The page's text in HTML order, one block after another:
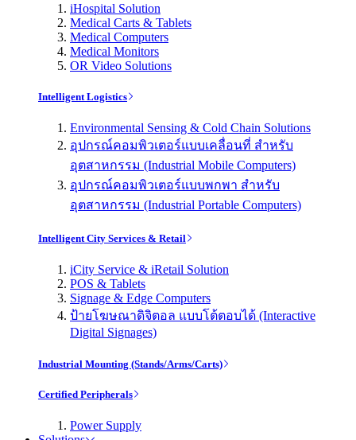
iHospital Solution
Medical Carts & Tablets
Medical Computers
Medical Monitors
OR Video Solutions
Intelligent Logistics
Environmental Sensing & Cold Chain Solutions
อุปกรณ์คอมพิวเตอร์แบบเคลื่อนที่ สำหรับ
อุตสาหกรรม (Industrial Mobile Computers)
อุปกรณ์คอมพิวเตอร์แบบพกพา สำหรับ
อุตสาหกรรม (Industrial Portable Computers)
Intelligent City Services & Retail
iCity Service & iRetail Solution
POS & Tablets
Signage & Edge Computers
ป้ายโฆษณาดิจิตอล แบบโต้ตอบได้ (Interactive
Digital Signages)
Industrial Mounting (Stands/Arms/Carts)
Certified Peripherals
Power Supply